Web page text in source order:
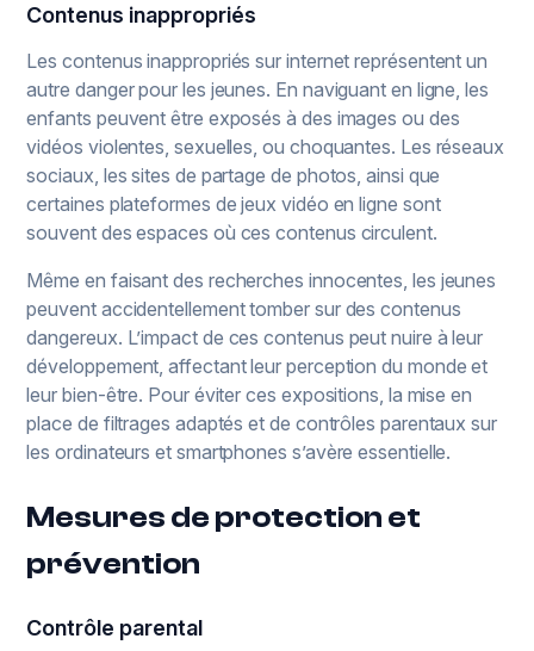
Contenus inappropriés
Les contenus inappropriés sur internet représentent un
autre danger pour les jeunes. En naviguant en ligne, les
enfants peuvent être exposés à des images ou des
vidéos violentes, sexuelles, ou choquantes. Les réseaux
sociaux, les sites de partage de photos, ainsi que
certaines plateformes de jeux vidéo en ligne sont
souvent des espaces où ces contenus circulent.
Même en faisant des recherches innocentes, les jeunes
peuvent accidentellement tomber sur des contenus
dangereux. L’impact de ces contenus peut nuire à leur
développement, affectant leur perception du monde et
leur bien-être. Pour éviter ces expositions, la mise en
place de filtrages adaptés et de contrôles parentaux sur
les ordinateurs et smartphones s’avère essentielle.
Mesures de protection et
prévention
Contrôle parental